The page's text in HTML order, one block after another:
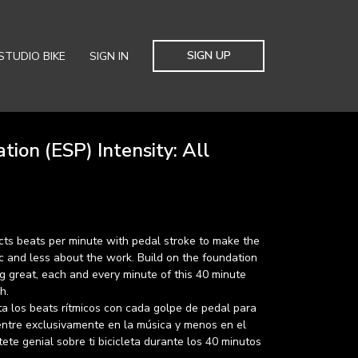
BIKE SIGN IN SIGN UP
(ESP) Intensity: All
beats per minute with pedal stroke to make the
and less about the work. Build on the foundation
great, each and every minute of this 40 minute
los beats rítmicos con cada golpe de pedal para
exclusivamente en la música y menos en el
genial sobre ti bicicleta durante los 40 minutos